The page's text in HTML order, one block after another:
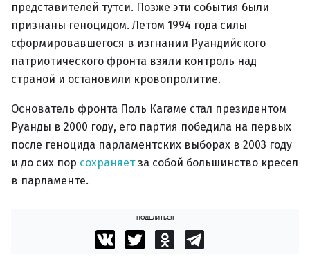
представителей тутси. Позже эти события были
признаны геноцидом. Летом 1994 года силы
сформировавшегося в изгнании Руандийского
патриотического фронта взяли контроль над
страной и остановили кровопролитие.
Основатель фронта Поль Кагаме стал президентом
Руанды в 2000 году, его партия победила на первых
после геноцида парламентских выборах в 2003 году
и до сих пор сохраняетза собой большинство кресел
в парламенте.
ПОДЕЛИТЬСЯ